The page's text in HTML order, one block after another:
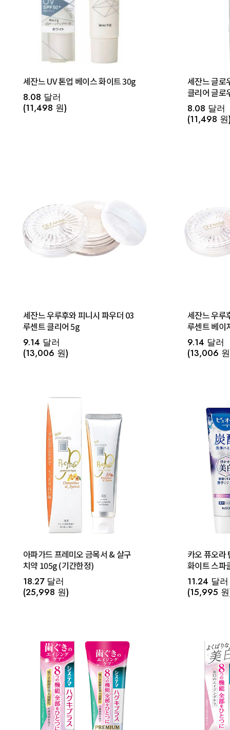
세잔느 UV 톤업 베이스 화이트 30g
8.08 달러
(11,498 원)
세잔느 글로
클리어 글로
8.08 달러
(11,498
세잔느 우루후와 피니시 파우더 03
루센트 클리어 5g
9.14 달러
(13,006 원)
세잔느 우루
루센트 베이
9.14 달러
(13,006
아파가드 프레미오 금목서 & 살구
치약 105g (기간한정)
18.27 달러
(25,998 원)
카오 퓨오라
화이트 스파
11.24 달러
(15,995